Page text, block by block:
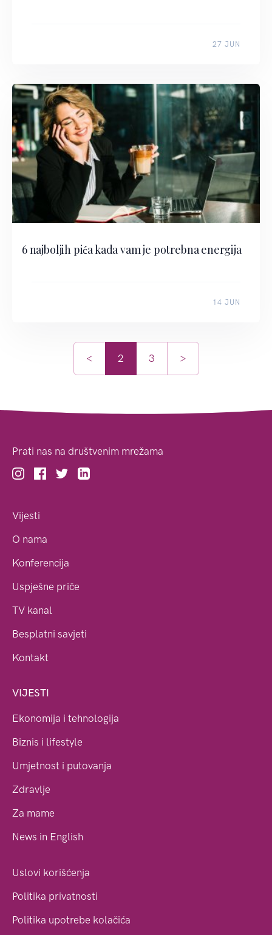
27 JUN
6 najboljih pića kada vam je potrebna energija
14 JUN
< 2 3 >
Prati nas na društvenim mrežama
Vijesti
O nama
Konferencija
Uspješne priče
TV kanal
Besplatni savjeti
Kontakt
VIJESTI
Ekonomija i tehnologija
Biznis i lifestyle
Umjetnost i putovanja
Zdravlje
Za mame
News in English
Uslovi korišćenja
Politika privatnosti
Politika upotrebe kolačića